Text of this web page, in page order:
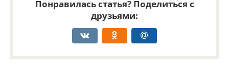
Понравилась статья? Поделиться с
друзьями: